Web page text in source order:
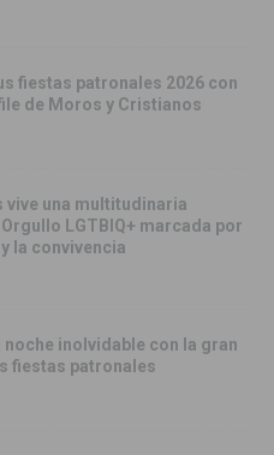
fiestas patronales 2026 con
de Moros y Cristianos
vive una multitudinaria
LGTBIQ+ marcada por
la convivencia
noche inolvidable con la gran
fiestas patronales